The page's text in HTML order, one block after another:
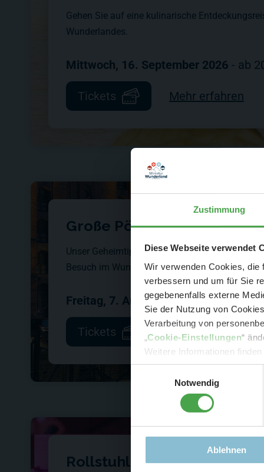
Zustimmung
Diese Webseite verwendet
Wir verwenden Cookies, die
verbessern und um für Sie
gegebenenfalls externe
Sie der Nutzung von
Verarbeitung von
„Cookie-Einstellungen“
Weitere Informationen
Notwendig
Ablehnen
Gehen Sie auf eine kulinarische
Wunderlandes.
Mittwoch, 16. September 2026 - ab
Tickets Mehr erfahren
Große Pötte & kleine Züge
Unser Geheimtipp: Eine abendliche
Besuch im Wunderland.
Freitag, 7. August 2026 -ab 19:00 Uhr
Tickets Mehr erfahren
Rollstuhl-Abend
Der Spar-
-
-